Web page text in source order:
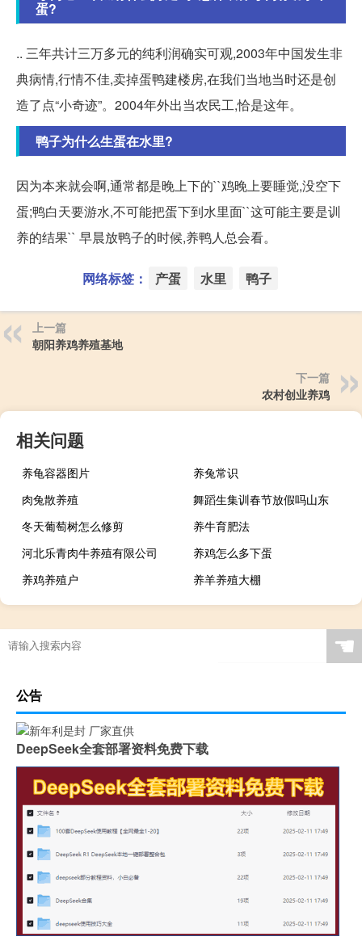
蛋?
.. 三年共计三万多元的纯利润确实可观,2003年中国发生非
典病情,行情不佳,卖掉蛋鸭建楼房,在我们当地当时还是创
造了点“小奇迹”。2004年外出当农民工,恰是这年。
鸭子为什么生蛋在水里?
因为本来就会啊,通常都是晚上下的``鸡晚上要睡觉,没空下
蛋;鸭白天要游水,不可能把蛋下到水里面``这可能主要是训
养的结果`` 早晨放鸭子的时候,养鸭人总会看。
网络标签： 产蛋 水里 鸭子
上一篇
朝阳养鸡养殖基地
下一篇
农村创业养鸡
相关问题
养龟容器图片
养兔常识
肉兔散养殖
舞蹈生集训春节放假吗山东
冬天葡萄树怎么修剪
养牛育肥法
河北乐青肉牛养殖有限公司
养鸡怎么多下蛋
养鸡养殖户
养羊养殖大棚
☚
公告
DeepSeek全套部署资料免费下载